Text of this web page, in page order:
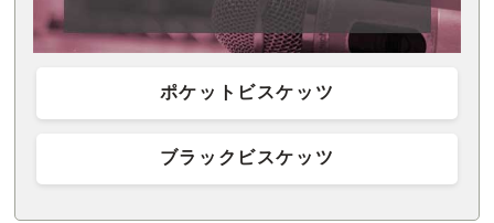
ポケットビスケッツ
ブラックビスケッツ